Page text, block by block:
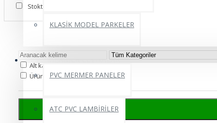
KLASİK MODEL PARKELER
PVC MERMER LEVHALAR
PVC MERMER PANELER
ATC PVC LAMBİRİLER
Stokta Var
Alt kategoriler içinde ara
Ürün açıklamasında ara.